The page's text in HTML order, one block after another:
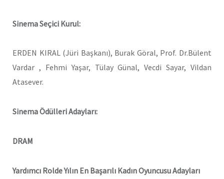
Sinema Seçici Kurul:
ERDEN KIRAL (Jüri Başkanı), Burak Göral, Prof. Dr.Bülent
Vardar , Fehmi Yaşar, Tülay Günal, Vecdi Sayar, Vildan
Atasever.
Sinema Ödülleri Adayları:
DRAM
Yardımcı Rolde Yılın En Başarılı Kadın Oyuncusu Adayları